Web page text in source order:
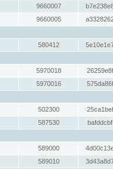
9660007
9660005
580412
5970018
5970016
502300
587530
589000
589010